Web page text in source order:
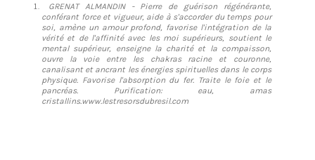
GRENAT ALMANDIN - Pierre de guérison régénérante,
conférant force et vigueur, aide à s'accorder du temps pour
soi, amène un amour profond, favorise l'intégration de la
vérité et de l'affinité avec les moi supérieurs, soutient le
mental supérieur, enseigne la charité et la compaisson,
ouvre la voie entre les chakras racine et couronne,
canalisant et ancrant les énergies spirituelles dans le corps
physique. Favorise l'absorption du fer. Traite le foie et le
pancréas. Purification: eau, amas
cristallins.www.lestresorsdubresil.com